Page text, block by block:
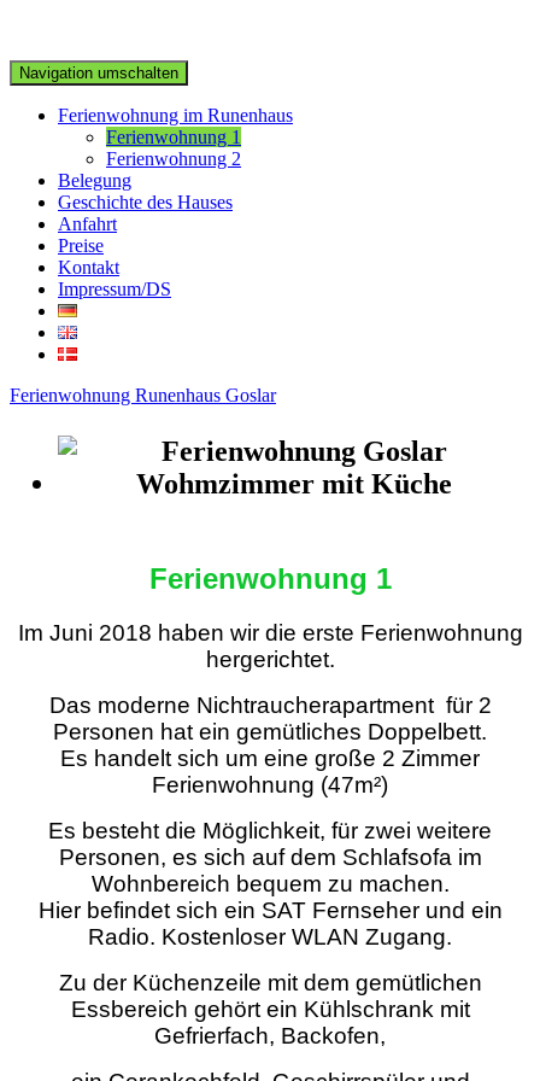
Navigation umschalten
Ferienwohnung im Runenhaus
Ferienwohnung 1
Ferienwohnung 2
Belegung
Geschichte des Hauses
Anfahrt
Preise
Kontakt
Impressum/DS
Ferienwohnung Runenhaus Goslar
Ferienwohnung 1
Im Juni 2018 haben wir die erste Ferienwohnung
hergerichtet.
Das moderne Nichtraucherapartment für 2
Personen hat ein gemütliches Doppelbett.
Es handelt sich um eine große 2 Zimmer
Ferienwohnung (47m²)
Es besteht die Möglichkeit, für zwei weitere
Personen, es sich auf dem Schlafsofa im
Wohnbereich bequem zu machen.
Hier befindet sich ein SAT Fernseher und ein
Radio. Kostenloser WLAN Zugang.
Zu der Küchenzeile mit dem gemütlichen
Essbereich gehört ein Kühlschrank mit
Gefrierfach, Backofen,